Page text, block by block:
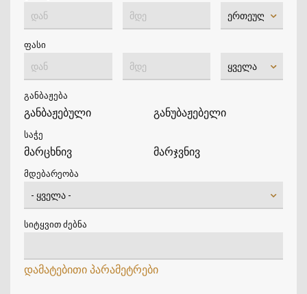
ფასი
განბაჟება
განბაჟებული განუბაჟებელი
საჭე
მარცხნივ მარჯვნივ
მდებარეობა
სიტყვით ძებნა
დამატებითი პარამეტრები